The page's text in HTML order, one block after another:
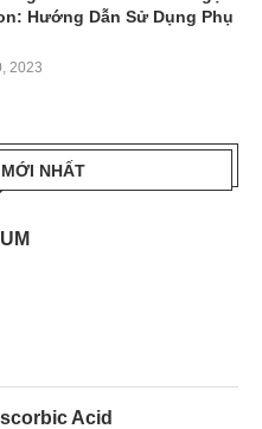
Hướng Dẫn Sử Dụng Phụ
2023
NHẤT
Acid